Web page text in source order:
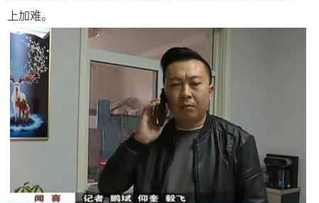
上加难。